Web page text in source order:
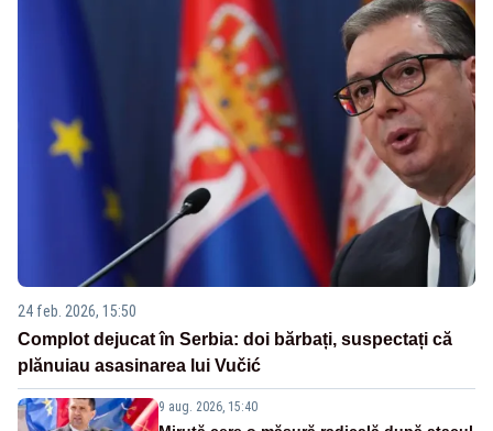
24 feb. 2026, 15:50
Complot dejucat în Serbia: doi bărbați, suspectați că
plănuiau asasinarea lui Vučić
9 aug. 2026, 15:40